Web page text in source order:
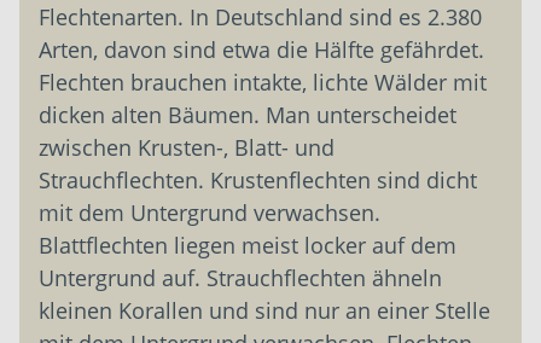
Flechtenarten. In Deutschland sind es 2.380
Arten, davon sind etwa die Hälfte gefährdet.
Flechten brauchen intakte, lichte Wälder mit
dicken alten Bäumen. Man unterscheidet
zwischen Krusten-, Blatt- und
Strauchflechten. Krustenflechten sind dicht
mit dem Untergrund verwachsen.
Blattflechten liegen meist locker auf dem
Untergrund auf. Strauchflechten ähneln
kleinen Korallen und sind nur an einer Stelle